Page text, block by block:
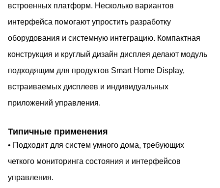
встроенных платформ. Несколько вариантов
интерфейса помогают упростить разработку
оборудования и системную интеграцию. Компактная
конструкция и круглый дизайн дисплея делают модуль
подходящим для продуктов Smart Home Display,
встраиваемых дисплеев и индивидуальных
приложений управления.
Типичные применения
• Подходит для систем умного дома, требующих
четкого мониторинга состояния и интерфейсов
управления.